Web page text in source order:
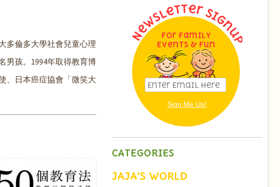
多倫多大學社會兒童心理
男孩。1994年取得教育博
、日本癌症協會「微笑大
CATEGORIES
JAJA’S WORLD
For Family
Events & Fun